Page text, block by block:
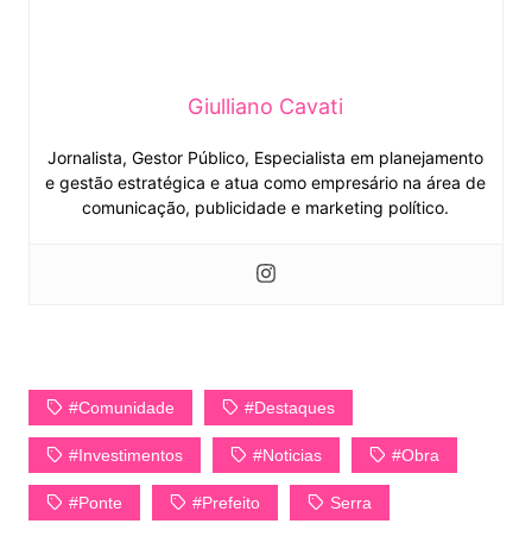
Giulliano Cavati
Jornalista, Gestor Público, Especialista em planejamento
e gestão estratégica e atua como empresário na área de
comunicação, publicidade e marketing político.
#Comunidade #Destaques
#Investimentos #Noticias #Obra
#Ponte #Prefeito Serra